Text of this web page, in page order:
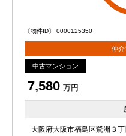
〔物件ID〕 0000125350
仲介
中古マンション
7,580 万円
大阪府大阪市福島区鷺洲３丁